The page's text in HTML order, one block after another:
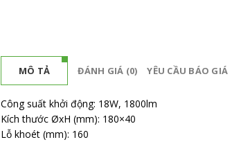
MÔ TẢ ĐÁNH GIÁ (0) YÊU CẦU BÁO GIÁ
Công suất khởi động: 18W, 1800lm
Kích thước ØxH (mm): 180×40
Lỗ khoét (mm): 160